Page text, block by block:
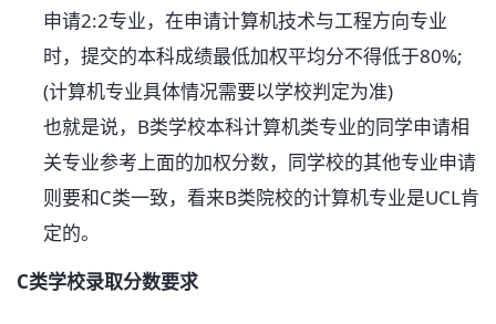
申请2:2专业，在申请计算机技术与工程方向专业
时，提交的本科成绩最低加权平均分不得低于80%;
(计算机专业具体情况需要以学校判定为准)
也就是说，B类学校本科计算机类专业的同学申请相
关专业参考上面的加权分数，同学校的其他专业申请
则要和C类一致，看来B类院校的计算机专业是UCL肯
定的。
C类学校录取分数要求